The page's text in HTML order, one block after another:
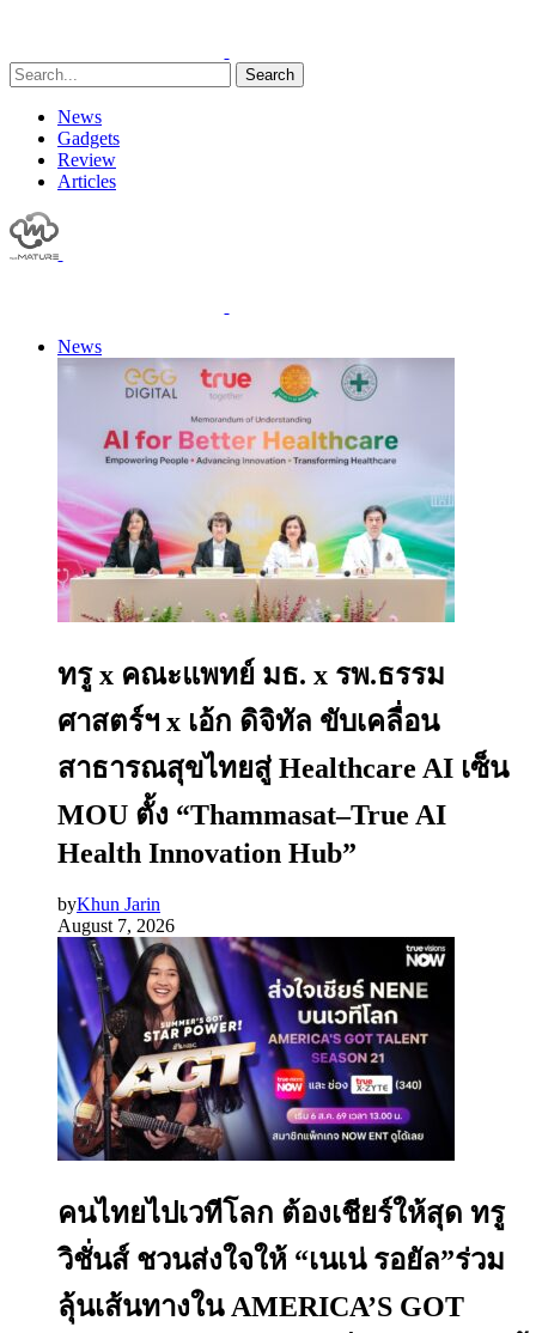
Search
News
Gadgets
Review
Articles
News
ทรู x คณะแพทย์ มธ. x รพ.ธรรม
ศาสตร์ฯ x เอ้ก ดิจิทัล ขับเคลื่อน
สาธารณสุขไทยสู่ Healthcare AI เซ็น
MOU ตั้ง “Thammasat–True AI
Health Innovation Hub”
byKhun Jarin
August 7, 2026
คนไทยไปเวทีโลก ต้องเชียร์ให้สุด ทรู
วิชั่นส์ ชวนส่งใจให้ “เนเน่ รอยัล”ร่วม
ลุ้นเส้นทางใน AMERICA’S GOT